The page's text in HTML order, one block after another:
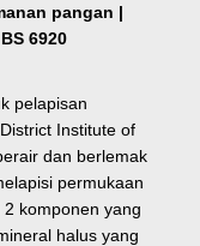
pangan |
6920
pelapisan
Institute of
dan berlemak
permukaan
komponen yang
halus yang